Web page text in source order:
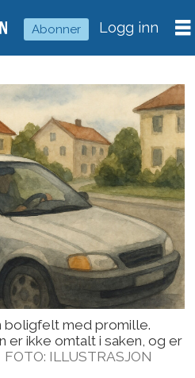
Abonner Logg inn
boligfelt med promille.
er ikke omtalt i saken, og er
FOTO: ILLUSTRASJON